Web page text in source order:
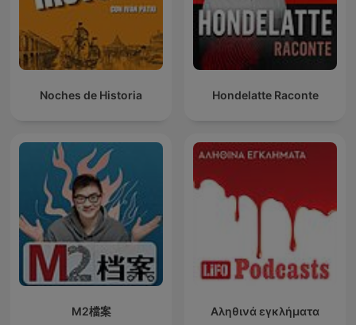
Noches de Historia Hondelatte Raconte
M2檔案 Αληθινά εγκλήματα